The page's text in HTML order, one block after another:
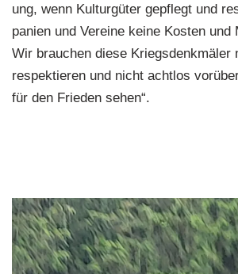
ung, wenn Kulturgüter gepflegt und
panien und Vereine keine Kosten und
Wir brauchen diese
respektieren und nicht achtlos
für den Frieden sehen“.